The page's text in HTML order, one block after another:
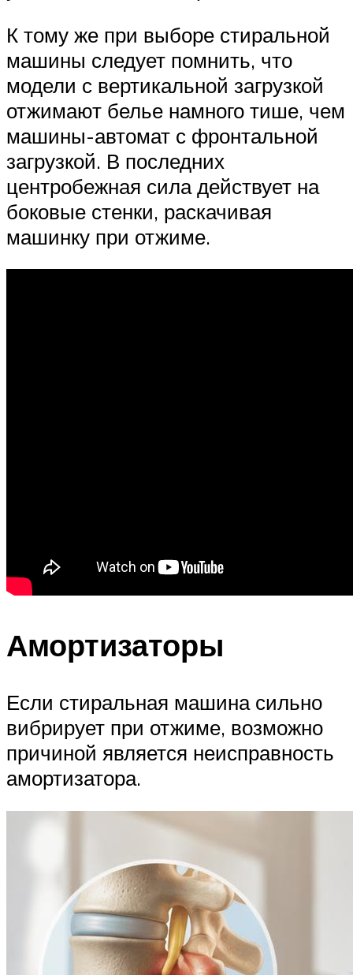
К тому же при выборе стиральной
машины следует помнить, что
модели с вертикальной загрузкой
отжимают белье намного тише, чем
машины-автомат с фронтальной
загрузкой. В последних
центробежная сила действует на
боковые стенки, раскачивая
машинку при отжиме.
Амортизаторы
Если стиральная машина сильно
вибрирует при отжиме, возможно
причиной является неисправность
амортизатора.